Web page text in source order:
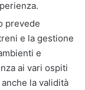
prevede
e la gestione
e
ai vari ospiti
la validità